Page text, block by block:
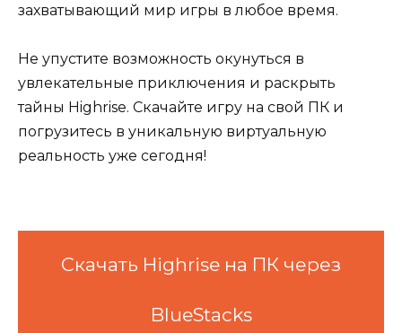
захватывающий мир игры в любое время.
Не упустите возможность окунуться в
увлекательные приключения и раскрыть
тайны Highrise. Скачайте игру на свой ПК и
погрузитесь в уникальную виртуальную
реальность уже сегодня!
Скачать Highrise на ПК через
BlueStacks